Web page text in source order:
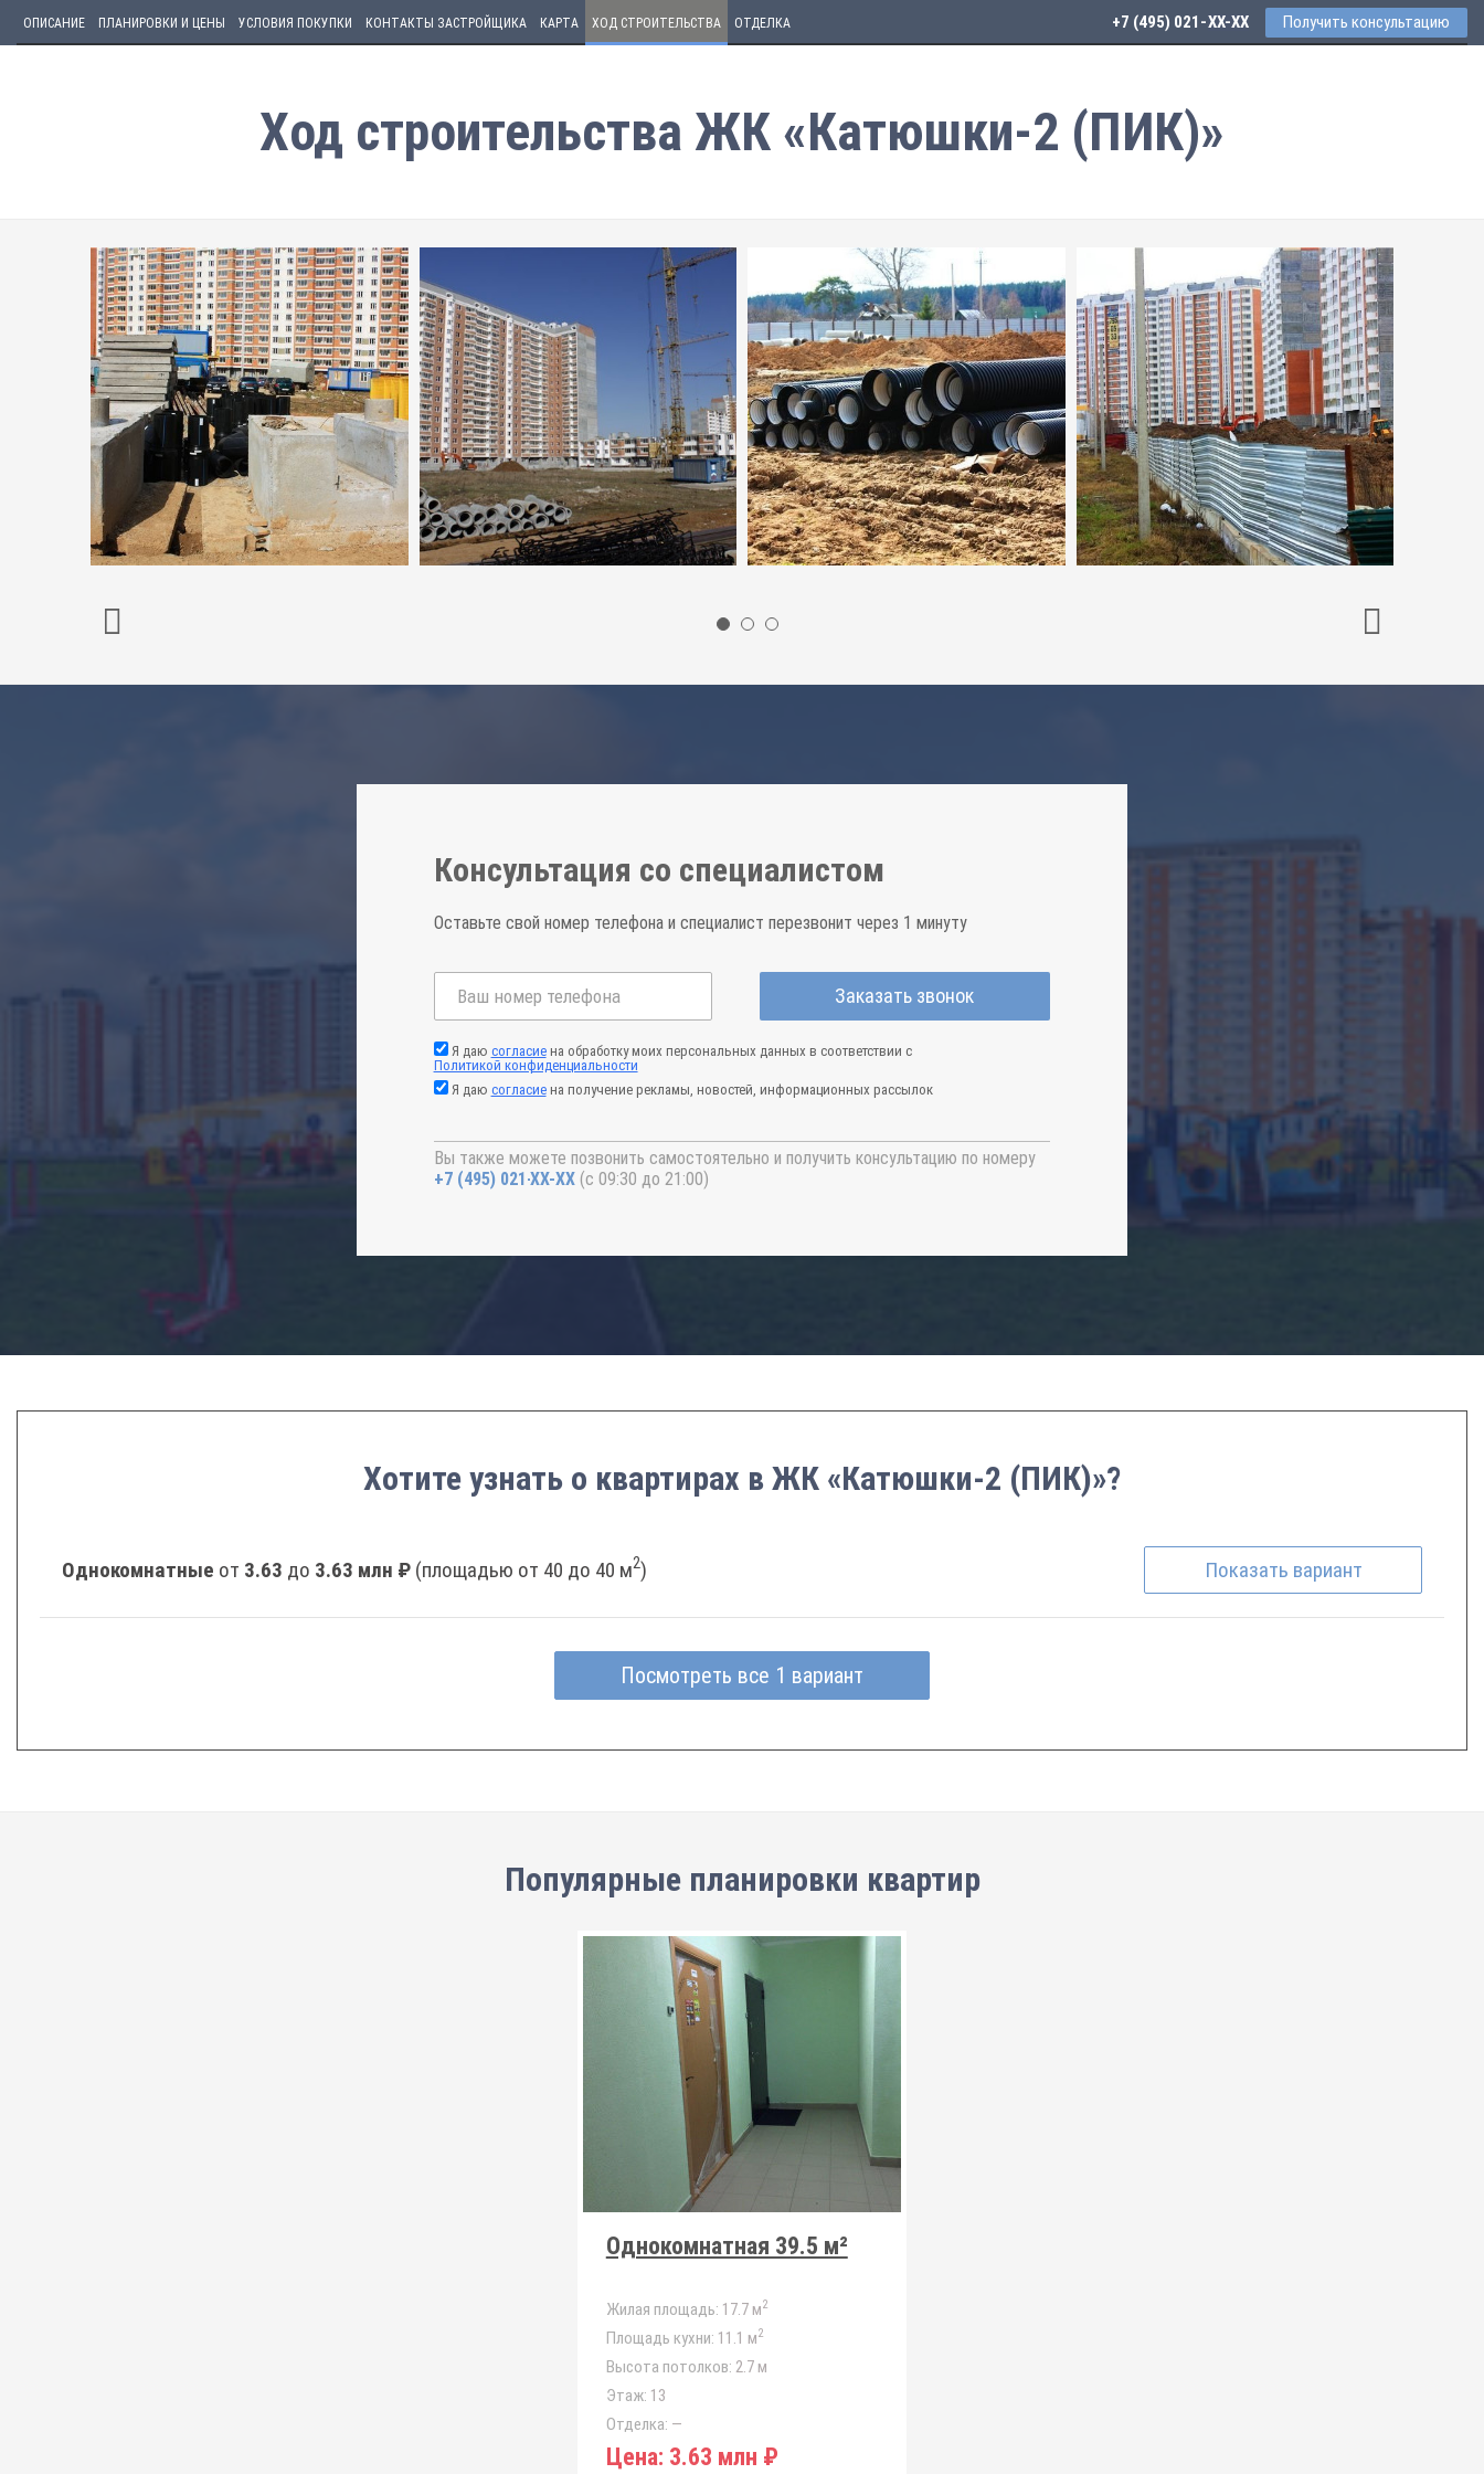
ОПИСАНИЕ ПЛАНИРОВКИ И ЦЕНЫ УСЛОВИЯ ПОКУПКИ КОНТАКТЫ ЗАСТРОЙЩИКА КАРТА ХОД СТРОИТЕЛЬСТВА ОТДЕЛКА +7 (495) 021-41-76 Получить консультацию
Ход строительства ЖК «Катюшки-2 (ПИК)»
Консультация со специалистом
Оставьте свой номер телефона и специалист перезвонит через 1 минуту
Заказать звонок
Я даю согласиена обработку моих персональных данных в соответствии с
Политикой конфиденциальности
Я даю согласиена получение рекламы, новостей, информационных рассылок
Вы также можете позвонить самостоятельно и получить консультацию по номеру
+7 (495) 021-41-76 (с 09:30 до 21:00)
Хотите узнать о квартирах в ЖК «Катюшки-2 (ПИК)»?
Однокомнатные от 3.63 до 3.63 млн ₽ (площадью от 40 до 40 м2) Показать вариант
Посмотреть все 1 вариант
Популярные планировки квартир
Однокомнатная 39.5 м²
Жилая площадь: 17.7 м2
Площадь кухни: 11.1 м2
Высота потолков: 2.7 м
Этаж: 13
Отделка: —
Цена: 3.63 млн ₽